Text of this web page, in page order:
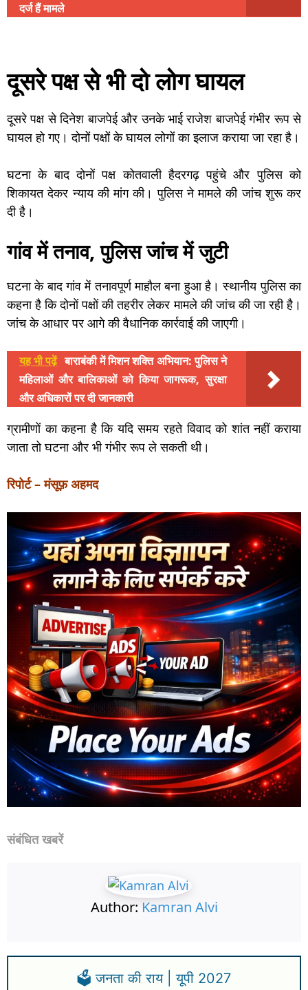
दर्ज हैं मामले
दूसरे पक्ष से भी दो लोग घायल
दूसरे पक्ष से दिनेश बाजपेई और उनके भाई राजेश बाजपेई गंभीर रूप से
घायल हो गए। दोनों पक्षों के घायल लोगों का इलाज कराया जा रहा है।
घटना के बाद दोनों पक्ष कोतवाली हैदरगढ़ पहुंचे और पुलिस को
शिकायत देकर न्याय की मांग की। पुलिस ने मामले की जांच शुरू कर
दी है।
गांव में तनाव, पुलिस जांच में जुटी
घटना के बाद गांव में तनावपूर्ण माहौल बना हुआ है। स्थानीय पुलिस का
कहना है कि दोनों पक्षों की तहरीर लेकर मामले की जांच की जा रही है।
जांच के आधार पर आगे की वैधानिक कार्रवाई की जाएगी।
यह भी पढ़ें बाराबंकी में मिशन शक्ति अभियान: पुलिस ने
महिलाओं और बालिकाओं को किया जागरूक, सुरक्षा
और अधिकारों पर दी जानकारी
ग्रामीणों का कहना है कि यदि समय रहते विवाद को शांत नहीं कराया
जाता तो घटना और भी गंभीर रूप ले सकती थी।
रिपोर्ट – मंसूफ़ अहमद
संबंधित खबरें
Author: Kamran Alvi
🗳️ जनता की राय | यूपी 2027